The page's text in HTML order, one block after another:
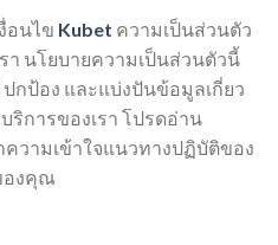
อนไข Kubet ความเป็นส่วนตัว
นโยบายความเป็นส่วนตัวนี้
กป้อง และแบ่งปันข้อมูลเกี่ยว
การของเรา โปรดอ่าน
ความเข้าใจแนวทางปฏิบัติของ
องคุณ